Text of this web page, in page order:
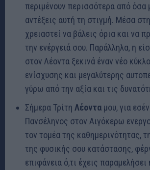
περιμένουν περισσότερα από όσα
αντέξεις αυτή τη στιγμή. Μέσα
χρειαστεί να βάλεις όρια και να
την ενέργειά σου. Παράλληλα, η
στον Λέοντα ξεκινά έναν νέο
ενίσχυσης και μεγαλύτερης
γύρω από την αξία και τις
Σήμερα Τρίτη Λέοντα μου, για
Πανσέληνος στον Αιγόκερω
τον τομέα της καθημερινότητας,
της φυσικής σου κατάστασης,
επιφάνεια ό,τι έχεις